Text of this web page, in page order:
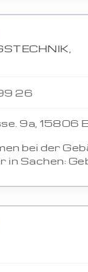
26
9a, 15806
bei der
Sachen: